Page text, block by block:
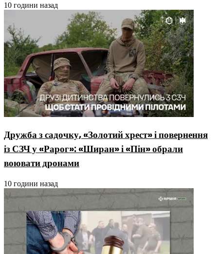
10 години назад
Дружба з садочку, «Золотий хрест» і повернення
із СЗЧ у «Рарог»: «Ширан» і «Пін» обрали
воювати дронами
10 години назад